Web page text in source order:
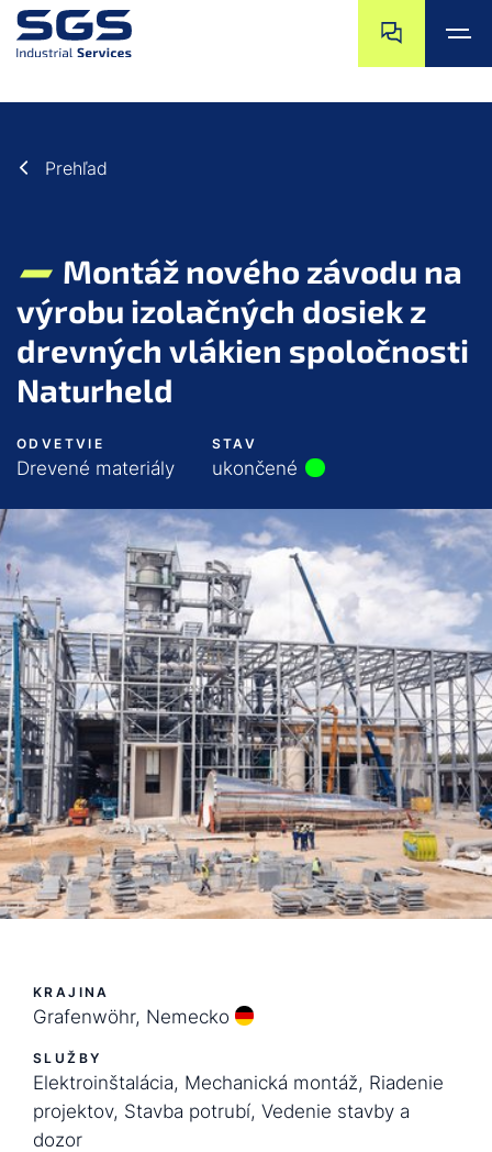
Prehľad
Montáž nového závodu na
výrobu izolačných dosiek z
drevných vlákien spoločnosti
Naturheld
ODVETVIE
Drevené materiály
STAV
ukončené
KRAJINA
Grafenwöhr, Nemecko
SLUŽBY
Elektroinštalácia, Mechanická montáž, Riadenie
projektov, Stavba potrubí, Vedenie stavby a
dozor